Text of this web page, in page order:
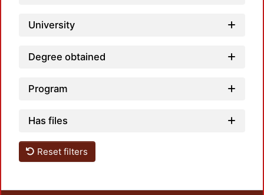
University
Degree obtained
Program
Has files
Reset filters